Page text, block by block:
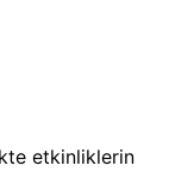
etkinliklerin